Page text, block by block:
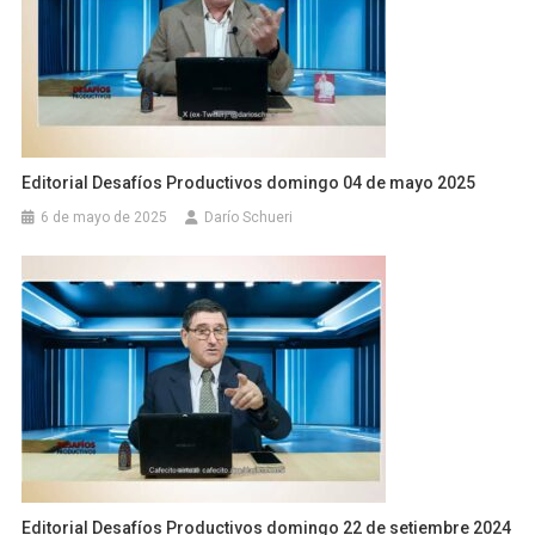
Editorial Desafíos Productivos domingo 04 de mayo 2025
6 de mayo de 2025 Darío Schueri
Editorial Desafíos Productivos domingo 22 de setiembre 2024